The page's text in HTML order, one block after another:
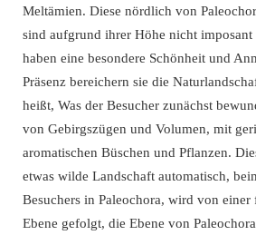
Meltämien. Diese nördlich von
sind aufgrund ihrer Höhe nicht imposant
haben eine besondere Schönheit und
Präsenz bereichern sie die
heißt, Was der Besucher zunächst
von Gebirgszügen und Volumen, mit
aromatischen Büschen und Pflanzen.
etwas wilde Landschaft automatisch,
Besuchers in Paleochora, wird von einer
Ebene gefolgt, die Ebene von